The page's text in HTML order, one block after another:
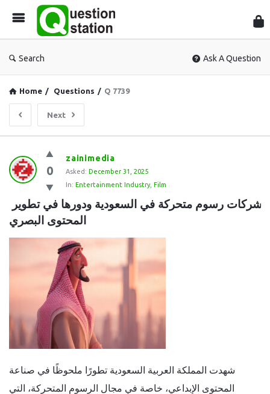
Search Ask A Question
Home / Questions / Q 7739
Next
Question
Station
Latest
Questions
0
zainimedia
Asked: December 31, 2025
In: Entertainment Industry, Film
المحتوى البصري
شهدت المملكة العربية السعودية تطورًا ملحوظًا في صناعة
المحتوى الإبداعي، خاصة في مجال الرسوم المتحركة، التي